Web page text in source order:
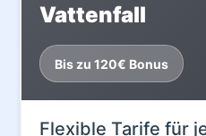
Vattenfall
Bis zu 120€ Bonus
Flexible Tarife für